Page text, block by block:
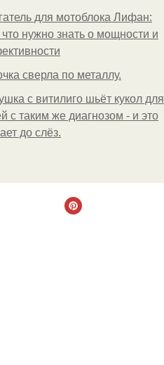
для мотоблока Лифан:
что нужно знать о мощности и
сверла по металлу.
с витилиго шьёт кукол для
с таким же диагнозом - и это
до слёз.